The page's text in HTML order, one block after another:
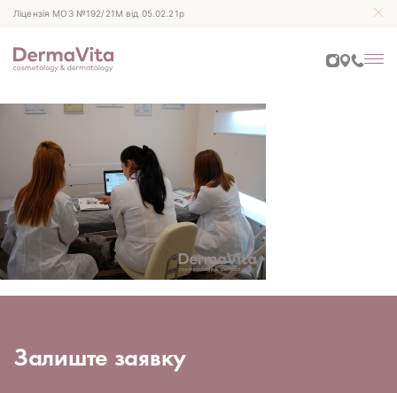
Ліцензія МОЗ №192/21М від 05.02.21р
Залиште заявку